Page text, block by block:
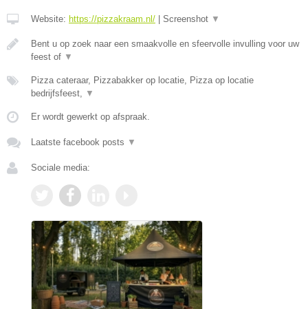
Website: https://pizzakraam.nl/ Screenshot ▼
Bent u op zoek naar een smaakvolle en sfeervolle invulling voor uw
feest of ▼
Pizza cateraar, Pizzabakker op locatie, Pizza op locatie
bedrijfsfeest, ▼
Er wordt gewerkt op afspraak.
Laatste facebook posts ▼
Sociale media: